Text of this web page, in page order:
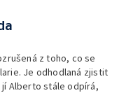
z toho, co se
Je odhodlaná zjistit
Alberto stále odpírá,